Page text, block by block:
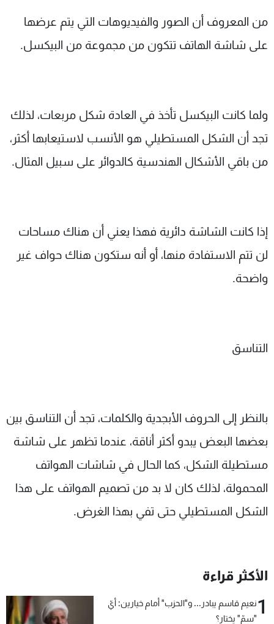
من المعروف أن الصور والفيديوهات التي يتم عرضها
على شاشة الهاتف تتكون من مجموعة من البيكسل.
ولما كانت البيكسل تأخذ في العادة شكل مربعات، لذلك
تجد أن الشكل المستطيلي هو الأنسب لاستيعابها أكثر،
من باقي الأشكال الهندسية كالدوائر على سبيل المثال.
إذا كانت الشاشة دائرية فهذا يعني أن هناك مساحات
لن تتم الاستفادة منها، أو أنه ستكون هناك حواف غير
واضحة.
التناسق
بالنظر إلى الحروف الأبجدية والكلمات، تجد أن التناسق بين
بعضها البعض يبدو أكثر أناقة، عندما تظهر على شاشة
مستطيلة الشكل، كما الحال في شاشات الهواتف
المحمولة، لذلك كان لا بد من تصميم الهواتف على هذا
الشكل المستطيلي حتى تفي بهذا الغرض.
الأكثر قراءة
1نعيم قاسم يبادر... و"الحزب" أمام خيارين: أيّ
"سمّ" يختار؟